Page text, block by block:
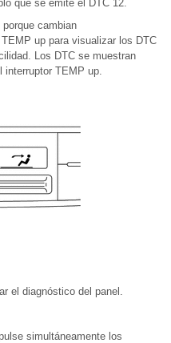
que se emite el DTC 12.
cambian
up para visualizar los DTC
Los DTC se muestran
TEMP up.
el diagnóstico del panel.
simultáneamente los